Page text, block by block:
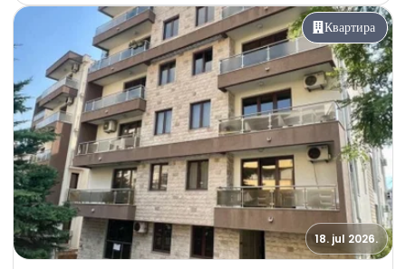
Квартира
18. jul 2026.